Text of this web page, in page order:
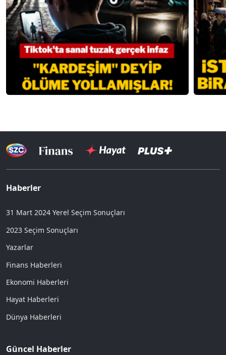
Haberler
31 Mart 2024 Yerel Seçim Sonuçları
2023 Seçim Sonuçları
Yazarlar
Finans Haberleri
Ekonomi Haberleri
Hayat Haberleri
Dünya Haberleri
Güncel Haberler